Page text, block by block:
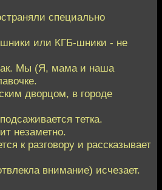
специально
или КГБ-шники - не
Мы (Я, мама и наша
дворцом, в городе
тетка.
незаметно.
к разговору и рассказывает
внимание) исчезает.